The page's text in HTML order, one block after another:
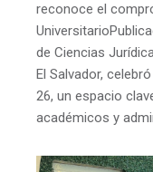
reconoce el
de Ciencias
El Salvador,
26, un espacio
académicos y